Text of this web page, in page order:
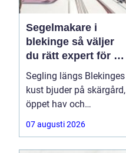
Segelmakare i
blekinge så väljer
du rätt expert för din
segelbåt
Segling längs Blekinges
kust bjuder på skärgård,
öppet hav och
varierande vindar. För att
kunna njuta av allt detta
07 augusti 2026